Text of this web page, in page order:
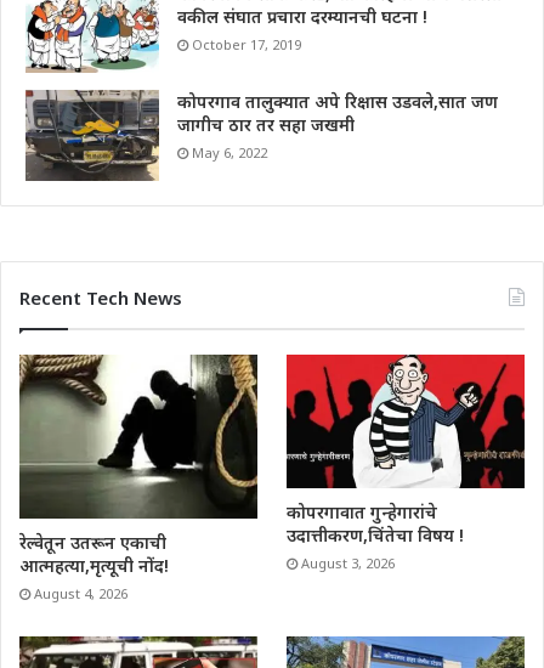
वकील संघात प्रचारा दरम्यानची घटना !
October 17, 2019
कोपरगाव तालुक्यात अपे रिक्षास उडवले,सात जण
जागीच ठार तर सहा जखमी
May 6, 2022
Recent Tech News
रेल्वेतून उतरून एकाची
आत्महत्या,मृत्यूची नोंद!
August 4, 2026
कोपरगावात गुन्हेगारांचे
उदात्तीकरण,चिंतेचा विषय !
August 3, 2026